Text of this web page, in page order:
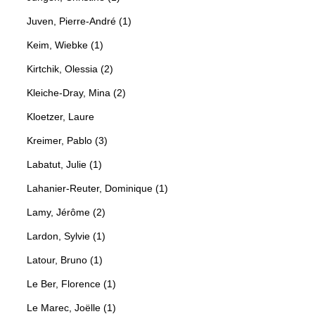
Juven, Pierre-André (1)
Keim, Wiebke (1)
Kirtchik, Olessia (2)
Kleiche-Dray, Mina (2)
Kloetzer, Laure
Kreimer, Pablo (3)
Labatut, Julie (1)
Lahanier-Reuter, Dominique (1)
Lamy, Jérôme (2)
Lardon, Sylvie (1)
Latour, Bruno (1)
Le Ber, Florence (1)
Le Marec, Joëlle (1)